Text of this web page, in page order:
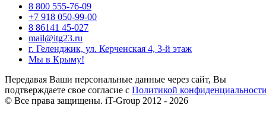
8 800 555-76-09
+7 918 050-99-00
8 86141 45-027
mail@itg23.ru
г. Геленджик, ул. Керченская 4, 3-й этаж
Мы в Крыму!
Передавая Ваши персональные данные через сайт, Вы
подтверждаете свое согласие с Политикой
© Все права защищены. iT-Group 2012 - 2026